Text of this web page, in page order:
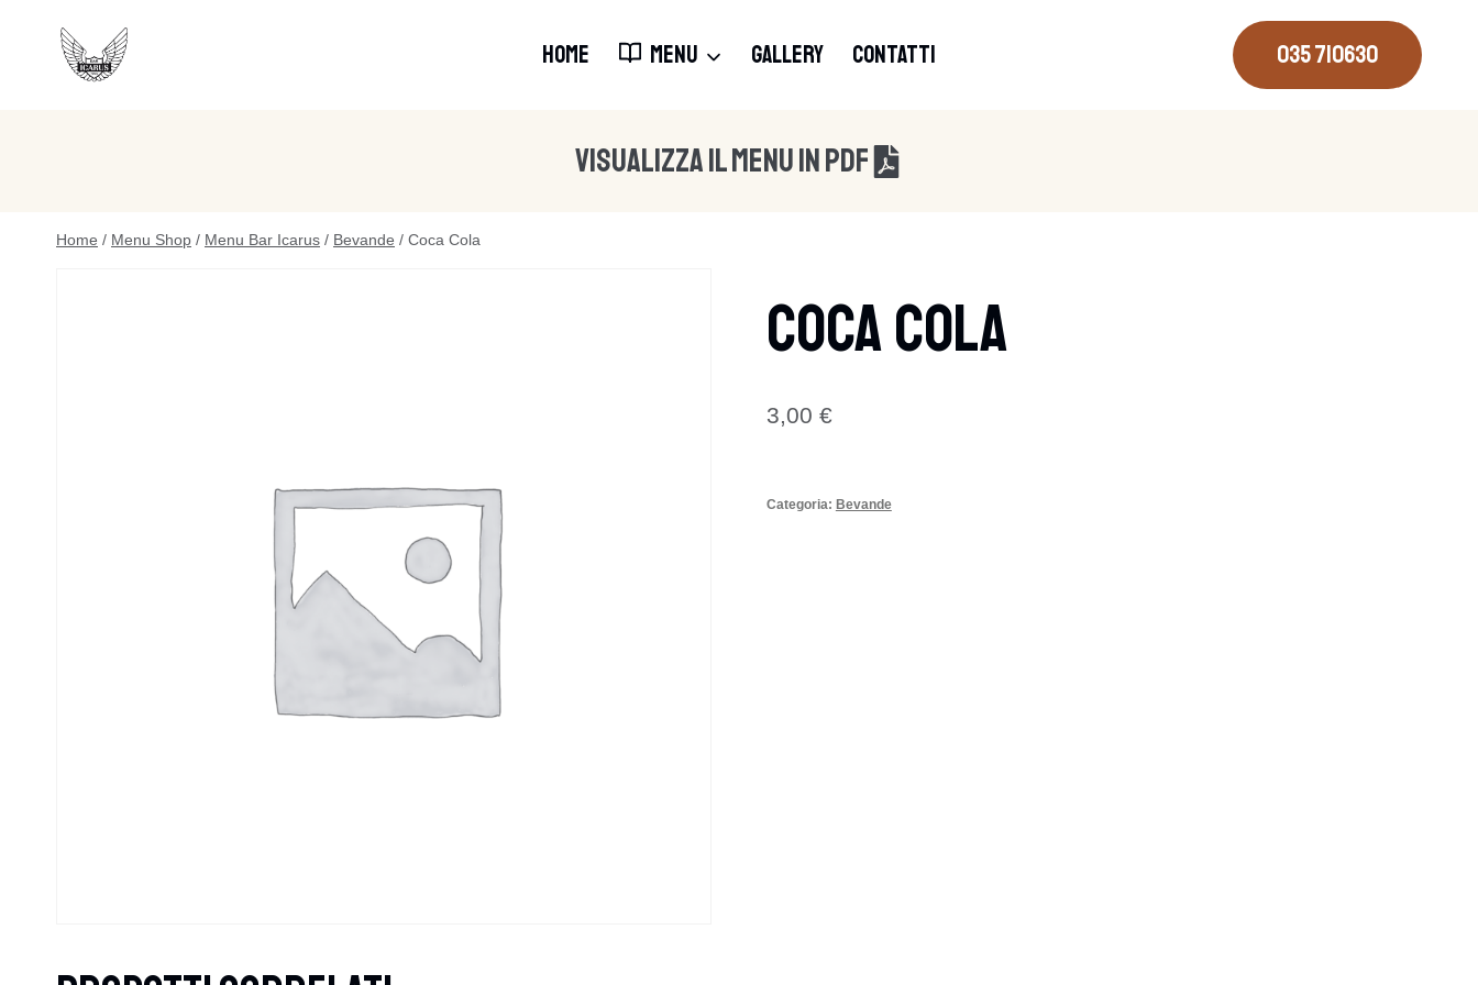
contenuto
HOME MENU GALLERY CONTATTI 035 710630
Visualizza Il Menu In Pdf
Home / Menu Shop / Menu Bar Icarus / Bevande / Coca Cola
Coca Cola
3,00 €
Categoria: Bevande